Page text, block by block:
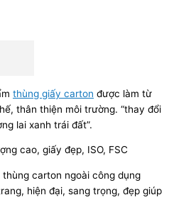
thùng giấy carton được làm từ
thân thiện môi trường. “thay đổi
lai xanh trái đất”.
cao, giấy đẹp, ISO, FSC
carton ngoài công dụng
hiện đại, sang trọng, đẹp giúp